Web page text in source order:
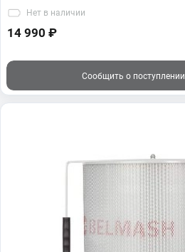
Нет в наличии
14 990 ₽
Сообщить о поступлении